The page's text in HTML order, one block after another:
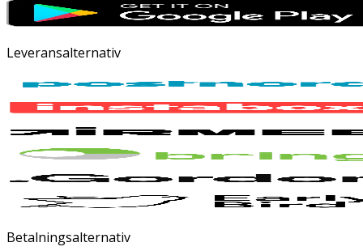
Leveransalternativ
Betalningsalternativ